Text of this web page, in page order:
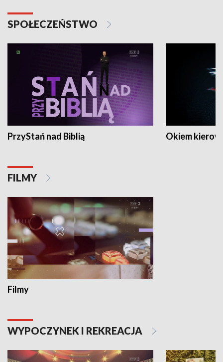
SPOŁECZEŃSTWO
PrzyStań nad Biblią Okiem
FILMY
Filmy
WYPOCZYNEK I REKREACJA